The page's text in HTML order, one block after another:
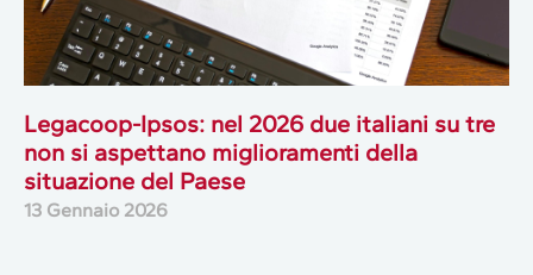
Legacoop-Ipsos: nel 2026 due italiani su tre
non si aspettano miglioramenti della
situazione del Paese
13 Gennaio 2026